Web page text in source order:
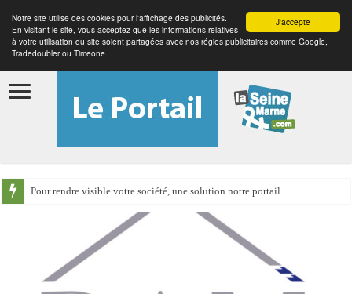
J'accepte
Notre site utilise des cookies pour l'affichage des publicités.
En visitant le site, vous acceptez que les informations relatives
à votre utilisation du site soient partagées avec nos régies publicitaires comme Google,
Tradedoubler ou Timeone.
Pour rendre visible votre société, une solution notre portail